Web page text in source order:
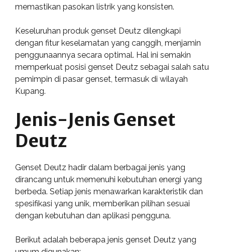
memastikan pasokan listrik yang konsisten.
Keseluruhan produk genset Deutz dilengkapi
dengan fitur keselamatan yang canggih, menjamin
penggunaannya secara optimal. Hal ini semakin
memperkuat posisi genset Deutz sebagai salah satu
pemimpin di pasar genset, termasuk di wilayah
Kupang.
Jenis-Jenis Genset
Deutz
Genset Deutz hadir dalam berbagai jenis yang
dirancang untuk memenuhi kebutuhan energi yang
berbeda. Setiap jenis menawarkan karakteristik dan
spesifikasi yang unik, memberikan pilihan sesuai
dengan kebutuhan dan aplikasi pengguna.
Berikut adalah beberapa jenis genset Deutz yang